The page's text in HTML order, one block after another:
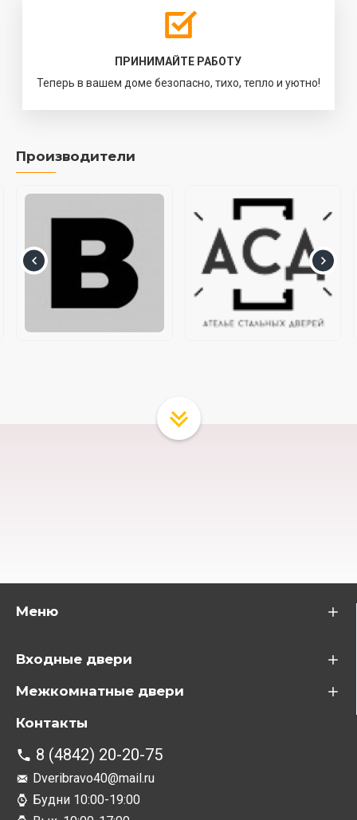
ПРИНИМАЙТЕ РАБОТУ
Теперь в вашем доме безопасно, тихо, тепло и уютно!
Производители
Меню
Входные двери
Межкомнатные двери
Контакты
8 (4842) 20-20-75
Dveribravo40@mail.ru
Будни 10:00-19:00